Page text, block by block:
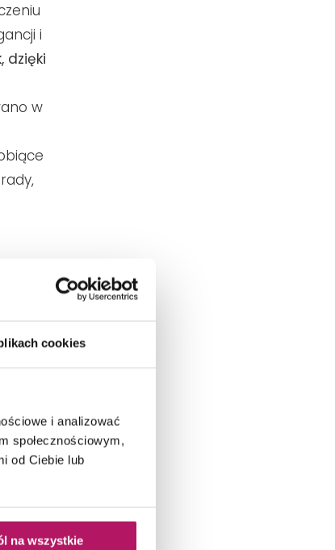
cookies
i analizować
społecznościowym,
od Ciebie lub
na wszystkie
i
dzięki
w